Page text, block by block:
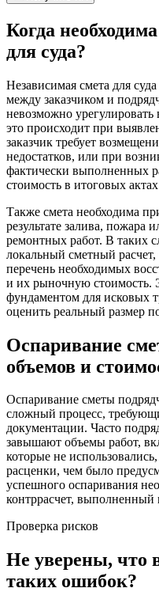
Когда
для суда?
Независимая смета для
между заказчиком и
невозможно
это происходит при
заказчик требует
недостатков, или при
фактически выполненных
стоимость в итоговых
Также смета необходима
результате залива, пожара
ремонтных работ. В таких
локальный сметный
перечень необходимых
и их рыночную стоимость.
фундаментом для исковых
оценить реальный размер
Оспаривание
объемов и
Оспаривание сметы
сложный процесс,
документации. Часто
завышают объемы работ,
которые не
расценки, чем было
успешного оспаривания
контррасчет,
Проверка рисков
Не уверены, что
таких ошибок?